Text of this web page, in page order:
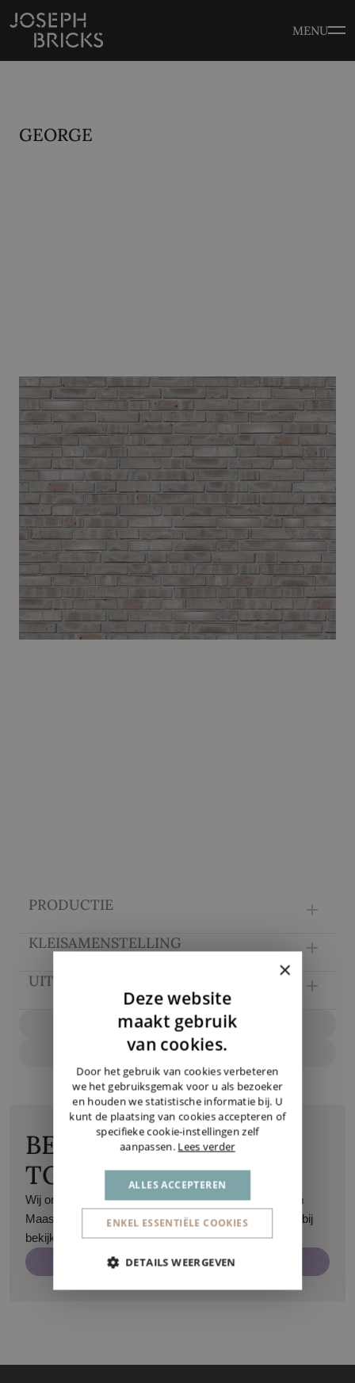
MENU
GEORGE
PRODUCTIE
KLEISAMENSTELLING
UITZICHTKENMERKEN
Vraag over product
Configureer nu
BEZOEK ONZE
TOONZAAL
Wij ontvangen u graag op afspraak in onze toonzaal in
Maasmechelen. Zo kan u al onze producten van dichtbij
bekijken.
Maak een afspraak
GERMAN
×
Deze website
maakt gebruik
van cookies.
Door het gebruik van cookies verbeteren
we het gebruiksgemak voor u als bezoeker
en houden we statistische informatie bij. U
kunt de plaatsing van cookies accepteren of
specifieke cookie-instellingen zelf
aanpassen. Lees verder
ALLES ACCEPTEREN
ENKEL ESSENTIËLE COOKIES
DETAILS WEERGEVEN